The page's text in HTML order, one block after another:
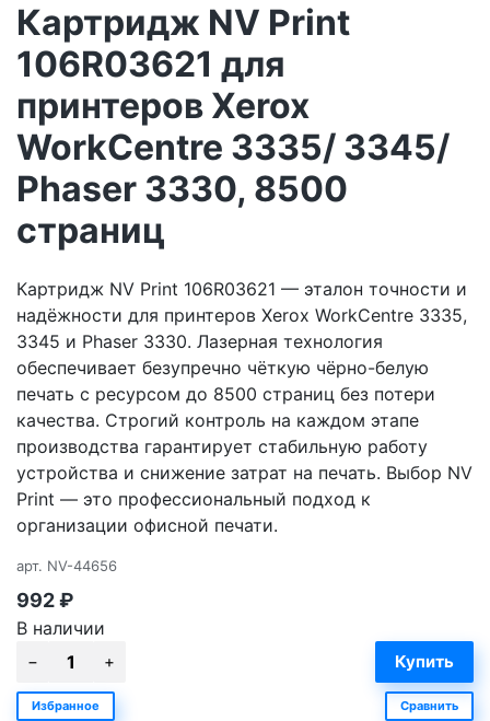
Картридж NV Print
106R03621 для
принтеров Xerox
WorkCentre 3335/ 3345/
Phaser 3330, 8500
страниц
Картридж NV Print 106R03621 — эталон точности и
надёжности для принтеров Xerox WorkCentre 3335,
3345 и Phaser 3330. Лазерная технология
обеспечивает безупречно чёткую чёрно-белую
печать с ресурсом до 8500 страниц без потери
качества. Строгий контроль на каждом этапе
производства гарантирует стабильную работу
устройства и снижение затрат на печать. Выбор NV
Print — это профессиональный подход к
организации офисной печати.
арт. NV-44656
992₽
В наличии
Избранное Сравнить